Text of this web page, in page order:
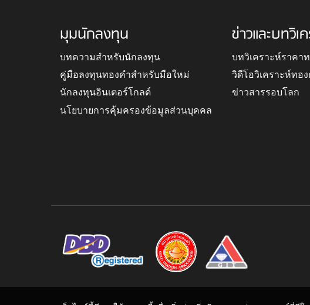
มุมนักลงทุน
บทความสำหรับนักลงทุน
คู่มือลงทุนทองคำสำหรับมือใหม่
นักลงทุนอินเตอร์โกลด์
นโยบายการคุ้มครองข้อมูลส่วนบุคคล
ข่าวและบทวิเ
บทวิเคราะห์ราคา
วิดีโอวิเคราะห์ทอ
ข่าวสารรอบโลก